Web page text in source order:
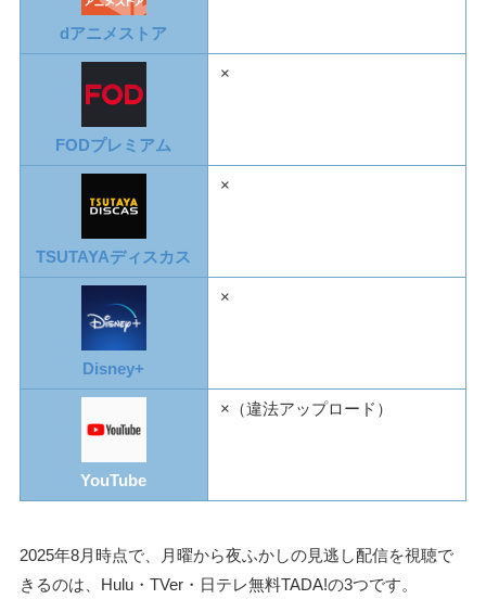
dアニメストア
FODプレミアム
×
TSUTAYAディスカス
×
Disney+
×
YouTube
×（違法アップロード）
2025年8月時点で、月曜から夜ふかしの見逃し配信を視聴で
きるのは、Hulu・TVer・日テレ無料TADA!の3つです。